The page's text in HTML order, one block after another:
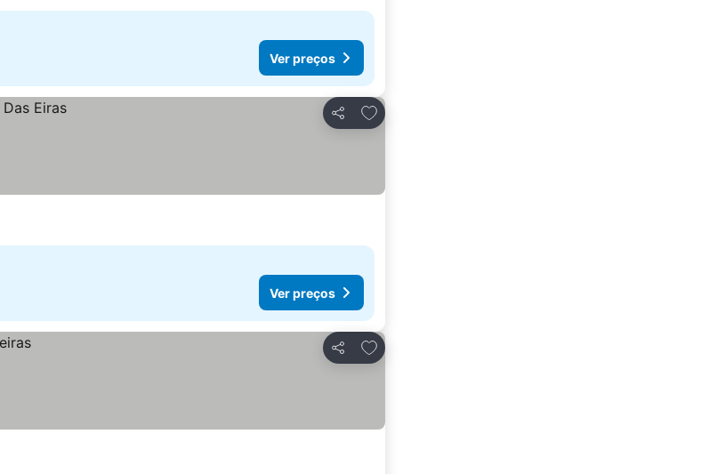
Ver preços
Partilhar
Adicionar aos favoritos
Ver preços
Partilhar
Adicionar aos favoritos